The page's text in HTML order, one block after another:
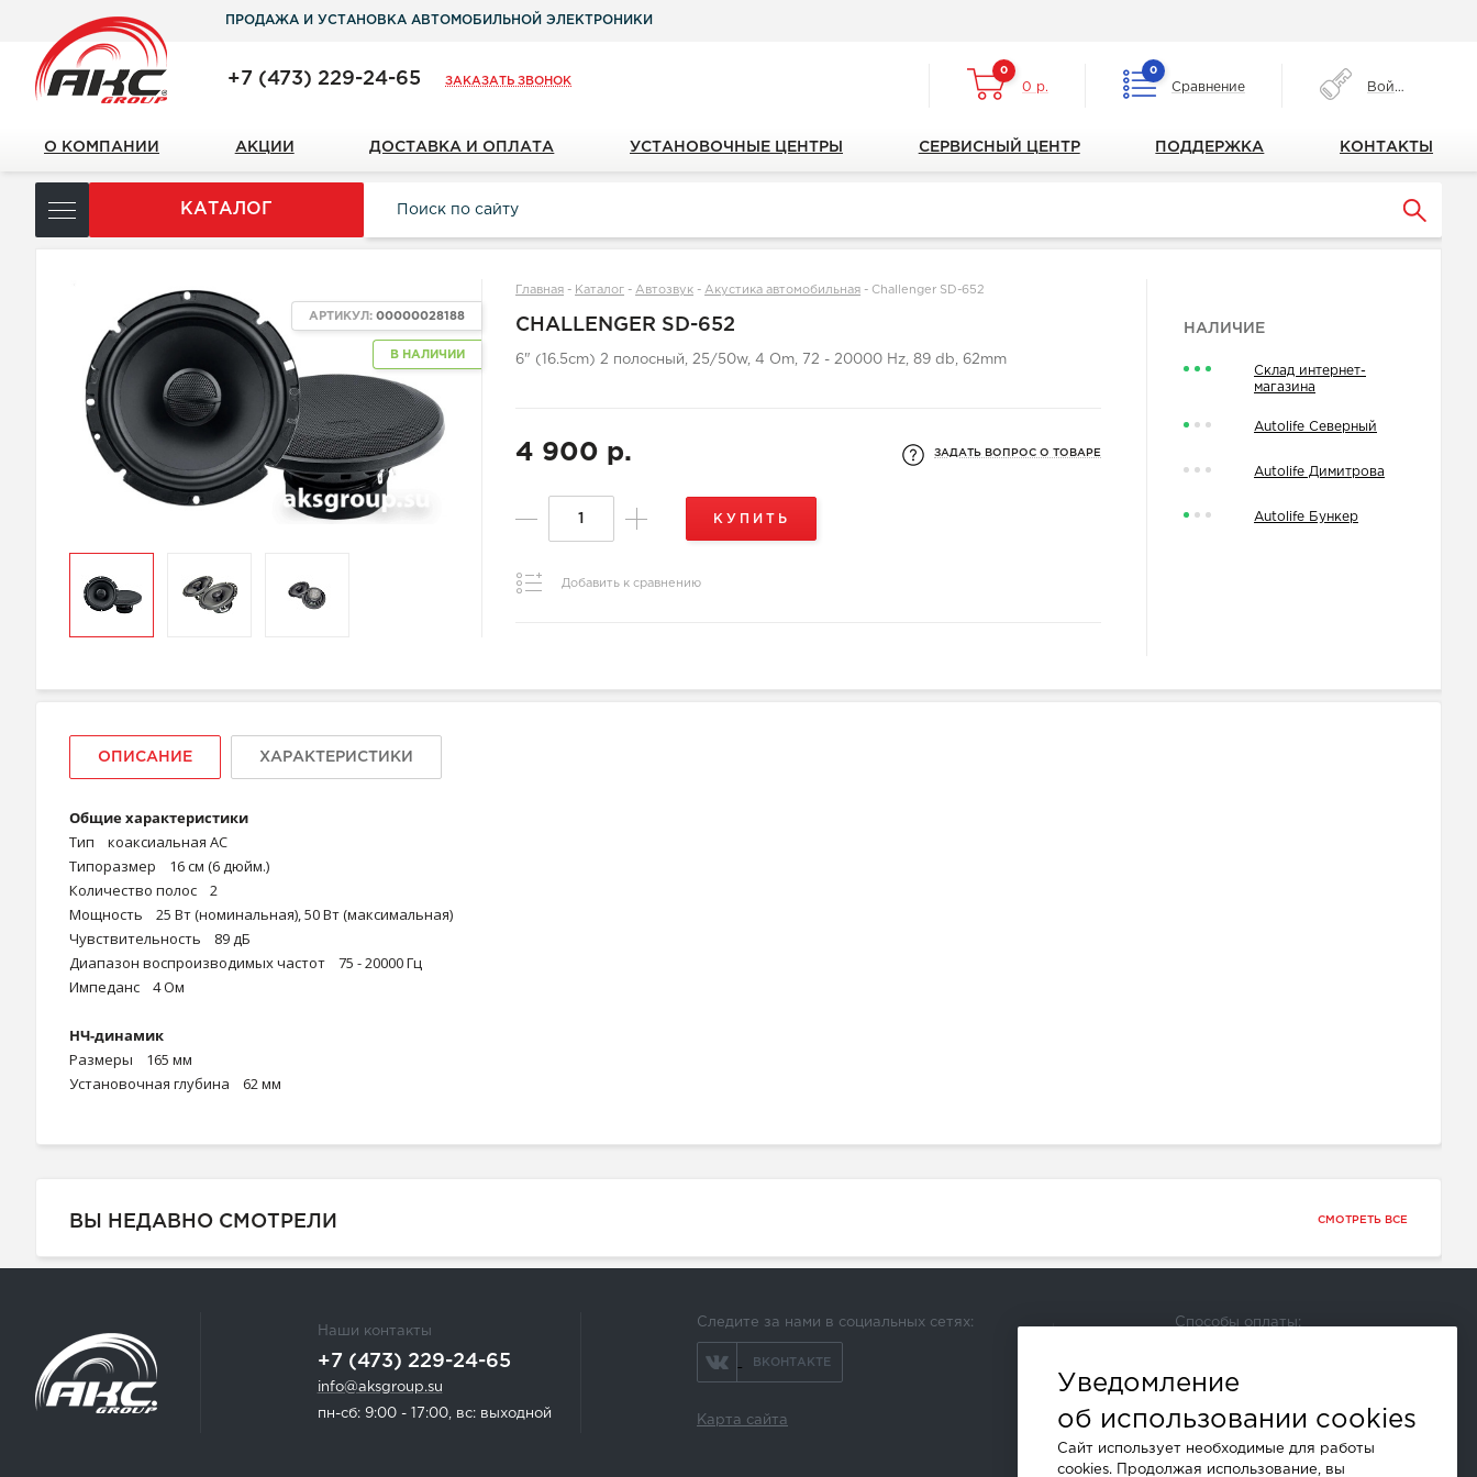
ПРОДАЖА И УСТАНОВКА АВТОМОБИЛЬНОЙ ЭЛЕКТРОНИКИ
+7 (473) 229-24-65 ЗАКАЗАТЬ ЗВОНОК
0
0 р.
0
Сравнение Войти
О КОМПАНИИ АКЦИИ ДОСТАВКА И ОПЛАТА УСТАНОВОЧНЫЕ ЦЕНТРЫ СЕРВИСНЫЙ ЦЕНТР ПОДДЕРЖКА КОНТАКТЫ
КАТАЛОГ
В НАЛИЧИИ
АРТИКУЛ:00000028188
Главная - Каталог -Автозвук -Акустика автомобильная - Challenger SD-652
CHALLENGER SD-652
6" (16.5cm) 2 полосный, 25/50w, 4 Om, 72 - 20000 Hz, 89 db, 62mm
4 900 р. ЗАДАТЬ ВОПРОС О ТОВАРЕ
КУПИТЬ
Добавить к сравнению
НАЛИЧИЕ
Склад интернет-
магазина
Autolife Северный
Autolife Димитрова
Autolife Бункер
ОПИСАНИЕ ХАРАКТЕРИСТИКИ
Общие характеристики
Тип коаксиальная АС
Типоразмер 16 см (6 дюйм.)
Количество полос 2
Мощность 25 Вт (номинальная), 50 Вт (максимальная)
Чувствительность 89 дБ
Диапазон воспроизводимых частот 75 - 20000 Гц
Импеданс 4 Ом
НЧ-динамик
Размеры 165 мм
Установочная глубина 62 мм
ВЫ НЕДАВНО СМОТРЕЛИ СМОТРЕТЬ ВСЕ
Наши контакты
+7 (473) 229-24-65
info@aksgroup.su
пн-сб: 9:00 - 17:00, вс: выходной
Следите за нами в социальных сетях:
ВКОНТАКТЕ
Карта сайта
Способы оплаты:
Уведомление
об использовании cookies
Сайт использует необходимые для работы
cookies. Продолжая использование, вы